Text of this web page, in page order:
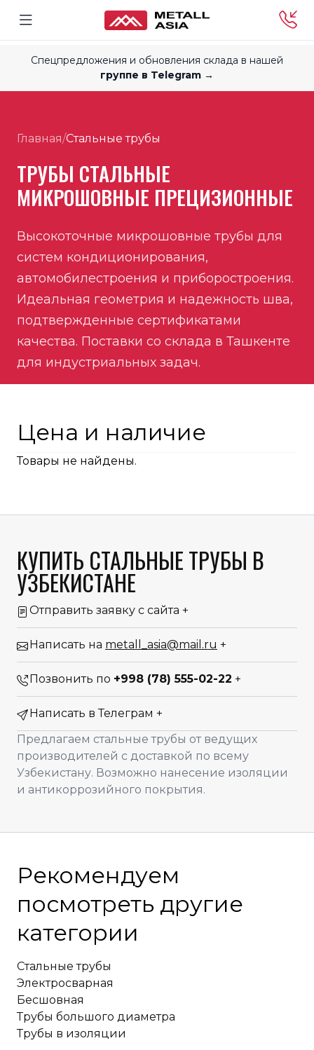
Спецпредложения и обновления склада в нашей
группе в Telegram →
Главная/Стальные трубы
ТРУБЫ СТАЛЬНЫЕ
МИКРОШОВНЫЕ ПРЕЦИЗИОННЫЕ
Высокоточные микрошовные трубы для
систем кондиционирования,
автомобилестроения и приборостроения.
Идеальная геометрия и надежность шва,
подтвержденные сертификатами
качества. Поставки со склада в Ташкенте
для индустриальных задач.
Цена и наличие
Товары не найдены.
КУПИТЬ СТАЛЬНЫЕ ТРУБЫ В
УЗБЕКИСТАНЕ
Отправить заявку с сайта +
Написать на metall_asia@mail.ru +
Позвонить по +998 (78) 555-02-22 +
Написать в Телеграм +
Предлагаем стальные трубы от ведущих
производителей с доставкой по всему
Узбекистану. Возможно нанесение изоляции
и антикоррозийного покрытия.
Рекомендуем
посмотреть другие
категории
Стальные трубы
Электросварная
Бесшовная
Трубы большого диаметра
Трубы в изоляции